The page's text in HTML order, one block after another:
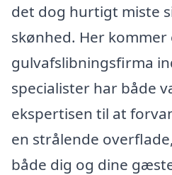
det dog hurtigt miste
skønhed. Her
gulvafslibningsfirma
specialister har både
ekspertisen til at
en strålende
både dig og dine